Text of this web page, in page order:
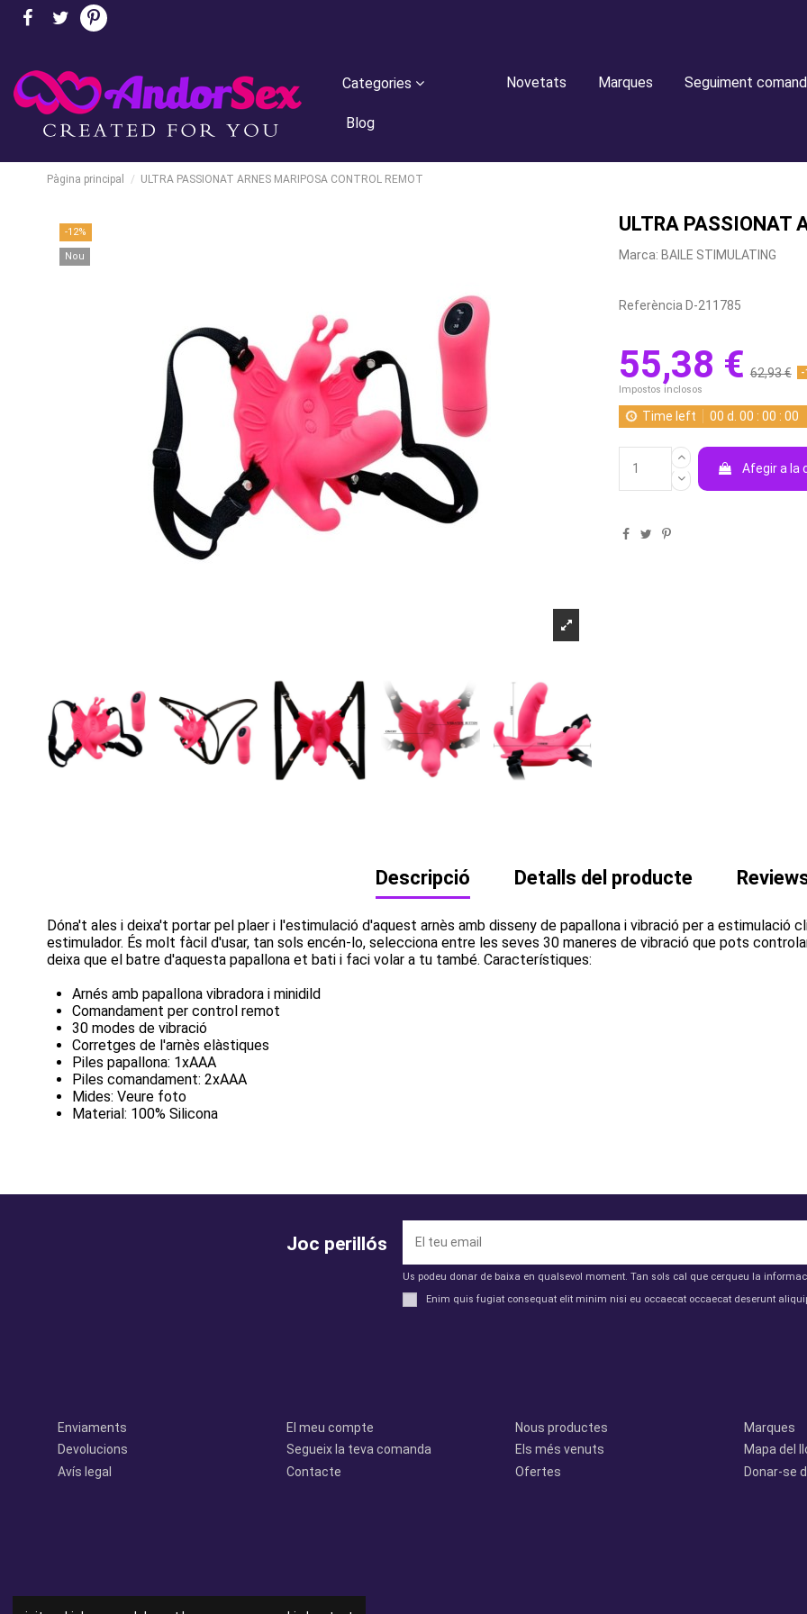
Categories Novetats Marques Seguiment
Blog
Pàgina principal ULTRA PASSIONAT ARNES MARIPOSA CONTROL REMOT
-12%
Nou
ULTRA PASSIONAT
Marca: BAILE STIMULATING
Referència D-211785
55,38 € 62,93 €
-
Impostos inclosos
Time left 00 d. 00 :00 :00
Afegir a la
Descripció Detalls del producte
Dóna't ales i deixa't portar pel plaer i l'estimulació d'aquest arnès amb disseny de papallona i vibració per a estimulació
estimulador. És molt fàcil d'usar, tan sols encén-lo, selecciona entre les seves 30 maneres de vibració que pots
deixa que el batre d'aquesta papallona et bati i faci volar a tu també. Característiques:
Arnés amb papallona vibradora i minidild
Comandament per control remot
30 modes de vibració
Corretges de l'arnès elàstiques
Piles papallona: 1xAAA
Piles comandament: 2xAAA
Mides: Veure foto
Material: 100% Silicona
Joc perillós
Us podeu donar de baixa en qualsevol moment. Tan sols cal que cerqueu la
Enim quis fugiat consequat elit minim nisi eu occaecat occaecat deserunt
Enviaments
Devolucions
Avís legal
El meu compte
Segueix la teva comanda
Contacte
Nous productes
Els més venuts
Ofertes
Marques
Mapa del
Donar-se